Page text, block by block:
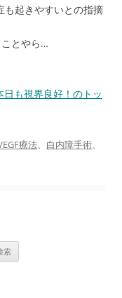
も起きやすいとの指摘
とやら…
も視界良好！のトッ
療法、 白内障手術、